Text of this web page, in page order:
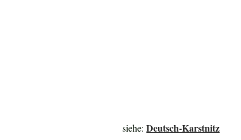
siehe:Deutsch-Karstnitz